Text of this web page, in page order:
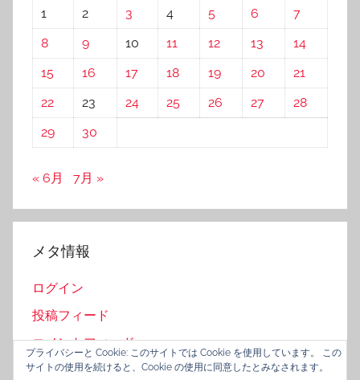
1
2 3 4 5 6
7
8
9 10 11 12 13
14
15
16 17 18 19 20
21
22
23 24 25 26 27
28
29
30
« 6月 7月 »
メタ情報
ログイン
投稿フィード
コメントフィード
WordPress.org
プライバシーと Cookie: このサイトでは Cookie を使用しています。 この
サイトの使用を続けると、Cookie の使用に同意したとみなされます。